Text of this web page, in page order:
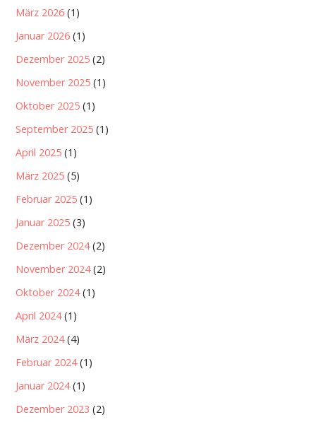
März 2026 (1)
Januar 2026 (1)
Dezember 2025 (2)
November 2025 (1)
Oktober 2025 (1)
September 2025 (1)
April 2025 (1)
März 2025 (5)
Februar 2025 (1)
Januar 2025 (3)
Dezember 2024(2)
November 2024(2)
Oktober 2024(1)
April 2024(1)
März 2024(4)
Februar 2024(1)
Januar 2024(1)
Dezember 2023 (2)